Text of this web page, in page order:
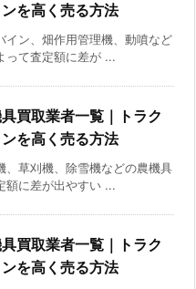
を高く売る方法
イン、畑作用管理機、動噴など
って査定額に差が ...
買取業者一覧｜トラク
を高く売る方法
、草刈機、除雪機などの農機具
額に差が出やすい ...
買取業者一覧｜トラク
を高く売る方法